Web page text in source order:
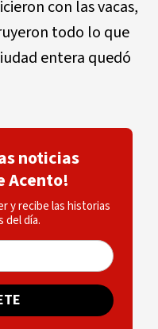
con las vacas,
todo lo que
entera quedó
noticias
Acento!
y recibe las historias
del día.